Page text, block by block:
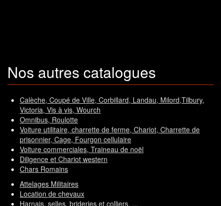
Nos autres catalogues
Calèche, Coupé de Ville, Corbillard, Landau, Milord,Tilbury,
Victoria, Vis à vis, Wourch
Omnibus, Roulotte
Voiture utilitaire, charrette de ferme, Chariot, Charrette de
prisonnier, Cage, Fourgon cellulaire
Voiture commerciales, Traineau de noël
Diligence et Chariot western
Chars Romains
Attelages Militaires
Location de chevaux
Harnais, selles, brideries et colliers, ...